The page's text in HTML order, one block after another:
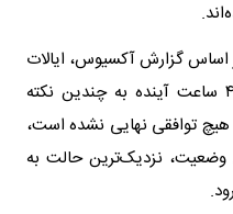
اساس گزارش آکسیوس، ایالات
متحده انتظار دارد که ایران طی ۴۸ ساعت آینده به چندین نکته
توافقی نهایی نشده است،
وضعیت، نزدیک‌ترین حالت به